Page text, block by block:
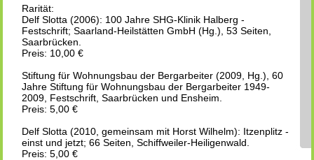
Rarität:
Delf Slotta (2006): 100 Jahre SHG-Klinik Halberg -
Festschrift; Saarland-Heilstätten GmbH (Hg.), 53 Seiten,
Saarbrücken.
Preis: 10,00 €
Stiftung für Wohnungsbau der Bergarbeiter (2009, Hg.), 60
Jahre Stiftung für Wohnungsbau der Bergarbeiter 1949-
2009, Festschrift, Saarbrücken und Ensheim.
Preis: 5,00 €
Delf Slotta (2010, gemeinsam mit Horst Wilhelm): Itzenplitz -
einst und jetzt; 66 Seiten, Schiffweiler-Heiligenwald.
Preis: 5,00 €